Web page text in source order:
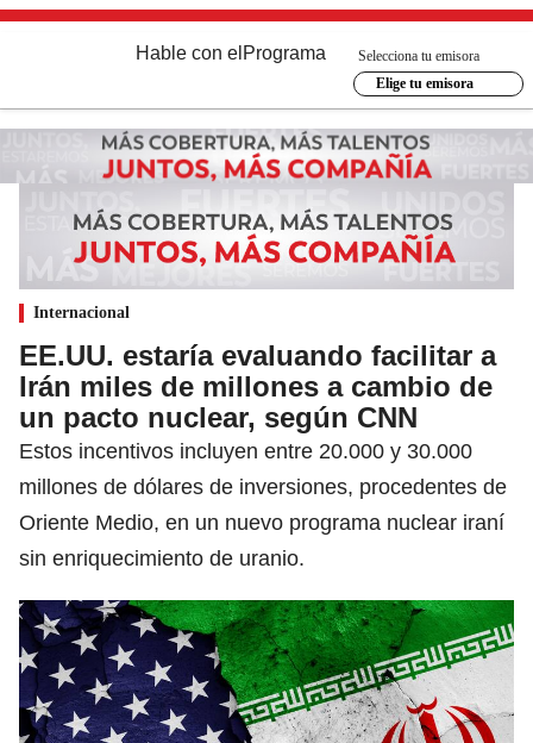
Hable con el Programa
Selecciona tu emisora
Elige tu emisora
Internacional
EE.UU. estaría evaluando facilitar a
Irán miles de millones a cambio de
un pacto nuclear, según CNN
Estos incentivos incluyen entre 20.000 y 30.000
millones de dólares de inversiones, procedentes de
Oriente Medio, en un nuevo programa nuclear iraní
sin enriquecimiento de uranio.